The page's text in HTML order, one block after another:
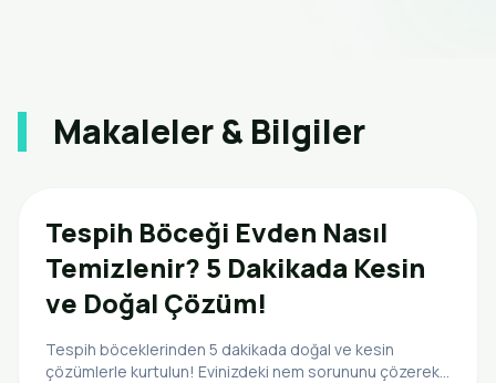
Makaleler & Bilgiler
Tespih Böceği Evden Nasıl
Temizlenir? 5 Dakikada Kesin
ve Doğal Çözüm!
Tespih böceklerinden 5 dakikada doğal ve kesin
çözümlerle kurtulun! Evinizdeki nem sorununu çözerek